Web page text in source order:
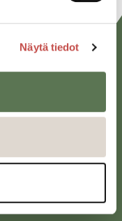
Näytä tiedot